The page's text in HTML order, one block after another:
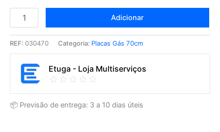
Adicionar
REF: 030470 Categoria: Placas Gás 70cm
Etuga - Loja Multiserviços
📦 Previsão de entrega: 3 a 10 dias úteis